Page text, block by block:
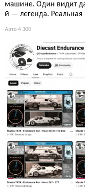
машине. Один видит
й — легенда. Реальная
Авто 4 300